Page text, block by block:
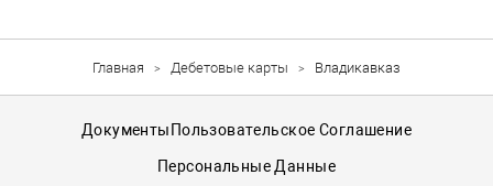
Главная Дебетовые карты Владикавказ
Документы Пользовательское Соглашение
Персональные Данные